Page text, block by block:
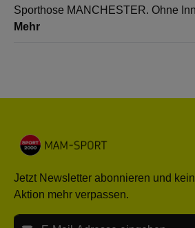
Sporthose MANCHESTER. Ohne
Mehr
Jetzt Newsletter abonnieren und
Aktion mehr verpassen.
E-Mail-Adresse*